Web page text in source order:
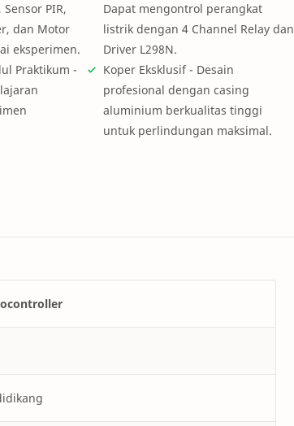
PIR,
dan Motor
eksperimen.
Dapat mengontrol perangkat
listrik dengan 4 Channel Relay dan
Driver L298N.
Praktikum -
Koper Eksklusif - Desain
profesional dengan casing
aluminium berkualitas tinggi
untuk perlindungan maksimal.